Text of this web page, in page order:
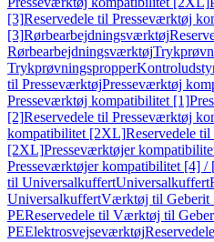
[3]Reservedele til Presseværktøj
[3]Rørbearbejdningsværktøj
Rørbearbejdningsværktøj
Trykprøvningspropper
til PresseværktøjPresseværktøj
Presseværktøj kompatibilitet [1]
[2]Reservedele til Presseværktøj
kompatibilitet [2XL]Reservedele
[2XL]Presseværktøjer
Presseværktøjer kompatibilitet [4] /
til UniversalkuffertUniversalkuffert
UniversalkuffertVærktøj til Geberit
PEReservedele til Værktøj til
PEElektrosvejseværktøj